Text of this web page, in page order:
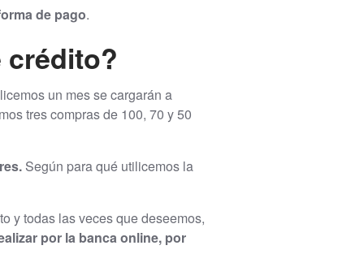
de pago.
crédito?
un mes se cargarán a
tres compras de 100, 70 y 50
Según para qué utilicemos la
y todas las veces que deseemos,
por la banca online, por